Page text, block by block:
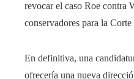
revocar el caso Roe contra
conservadores para la Corte
En definitiva, una
ofrecería una nueva